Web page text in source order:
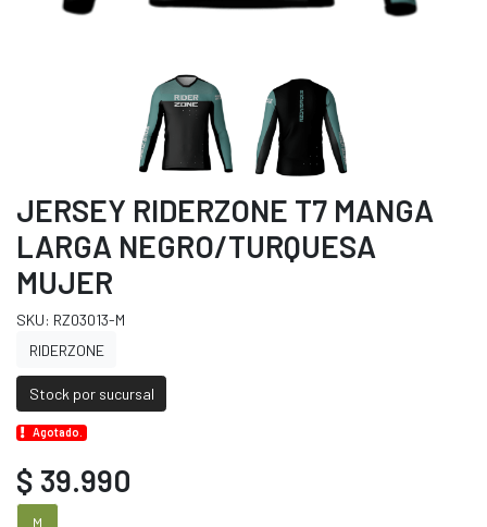
JERSEY RIDERZONE T7 MANGA
LARGA NEGRO/TURQUESA
MUJER
SKU: RZ03013-M
RIDERZONE
Stock por sucursal
Agotado.
$ 39.990